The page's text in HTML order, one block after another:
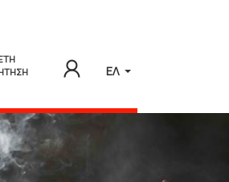
ΕΛ